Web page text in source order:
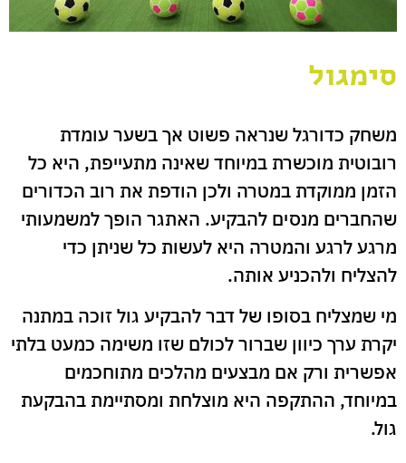
סימגול
משחק כדורגל שנראה פשוט אך בשער עומדת
רובוטית מוכשרת במיוחד שאינה מתעייפת, היא כל
הזמן ממוקדת במטרה ולכן הודפת את רוב הכדורים
שהחברים מנסים להבקיע. האתגר הופך למשמעותי
מרגע לרגע והמטרה היא לעשות כל שניתן כדי
להצליח ולהכניע אותה.
מי שמצליח בסופו של דבר להבקיע גול זוכה במתנה
יקרת ערך כיוון שברור לכולם שזו משימה כמעט בלתי
אפשרית ורק אם מבצעים מהלכים מתוחכמים
במיוחד, ההתקפה היא מוצלחת ומסתיימת בהבקעת
גול.